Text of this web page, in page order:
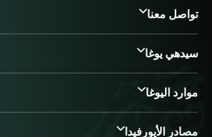
تواصل معنا
سيدهي يوغا
موارد اليوغا
مصادر الأيورفيدا